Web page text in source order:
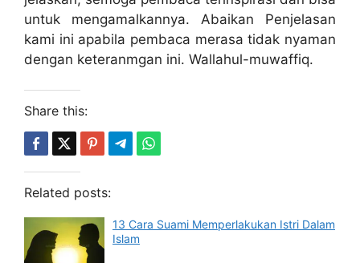
untuk mengamalkannya. Abaikan Penjelasan
kami ini apabila pembaca merasa tidak nyaman
dengan keteranmgan ini. Wallahul-muwaffiq.
Share this:
Related posts:
13 Cara Suami Memperlakukan Istri Dalam
Islam